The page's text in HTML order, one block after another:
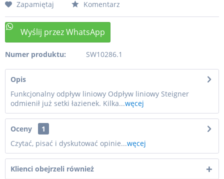
Zapamiętaj Komentarz
Numer produktu: SW10286.1
Opis
Funkcjonalny odpływ liniowy Odpływ liniowy Steigner
odmienił już setki łazienek. Kilka...węcej
Oceny
1
Czytać, pisać i dyskutować opinie...węcej
Klienci obejrzeli również